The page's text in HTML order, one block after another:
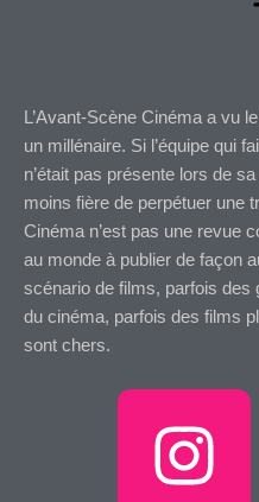
L’Avant-Scène Cinéma a vu
un millénaire. Si l’équipe qui
n’était pas présente lors de
moins fière de perpétuer une
Cinéma n’est pas une revue
au monde à publier de façon
scénario de films, parfois des
du cinéma, parfois des films
sont chers.
I